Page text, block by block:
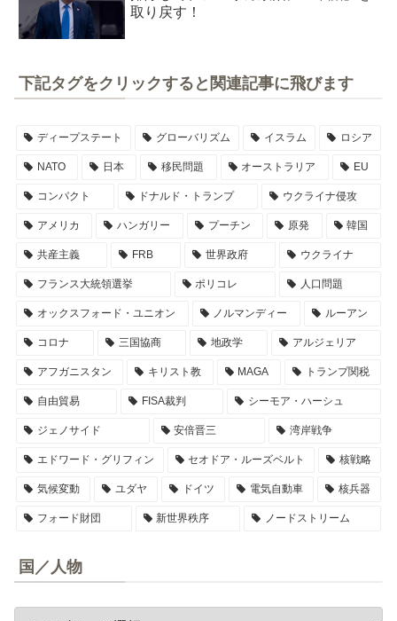
取り戻す！
下記タグをクリックすると関連記事に飛びます
ディープステート グローバリズム イスラム ロシア
NATO 日本 移民問題 オーストラリア EU
コンパクト ドナルド・トランプ ウクライナ侵攻
アメリカ ハンガリー プーチン 原発 韓国
共産主義 FRB 世界政府 ウクライナ
フランス大統領選挙 ポリコレ 人口問題
オックスフォード・ユニオン ノルマンディー ルーアン
コロナ 三国協商 地政学 アルジェリア
アフガニスタン キリスト教 MAGA トランプ関税
自由貿易 FISA裁判 シーモア・ハーシュ
ジェノサイド 安倍晋三 湾岸戦争
エドワード・グリフィン セオドア・ルーズベルト 核戦略
気候変動 ユダヤ ドイツ 電気自動車 核兵器
フォード財団 新世界秩序 ノードストリーム
国／人物